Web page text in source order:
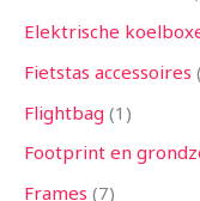
Elektrische
Fietstas accessoires
Flightbag 1
Footprint en
Frames 7